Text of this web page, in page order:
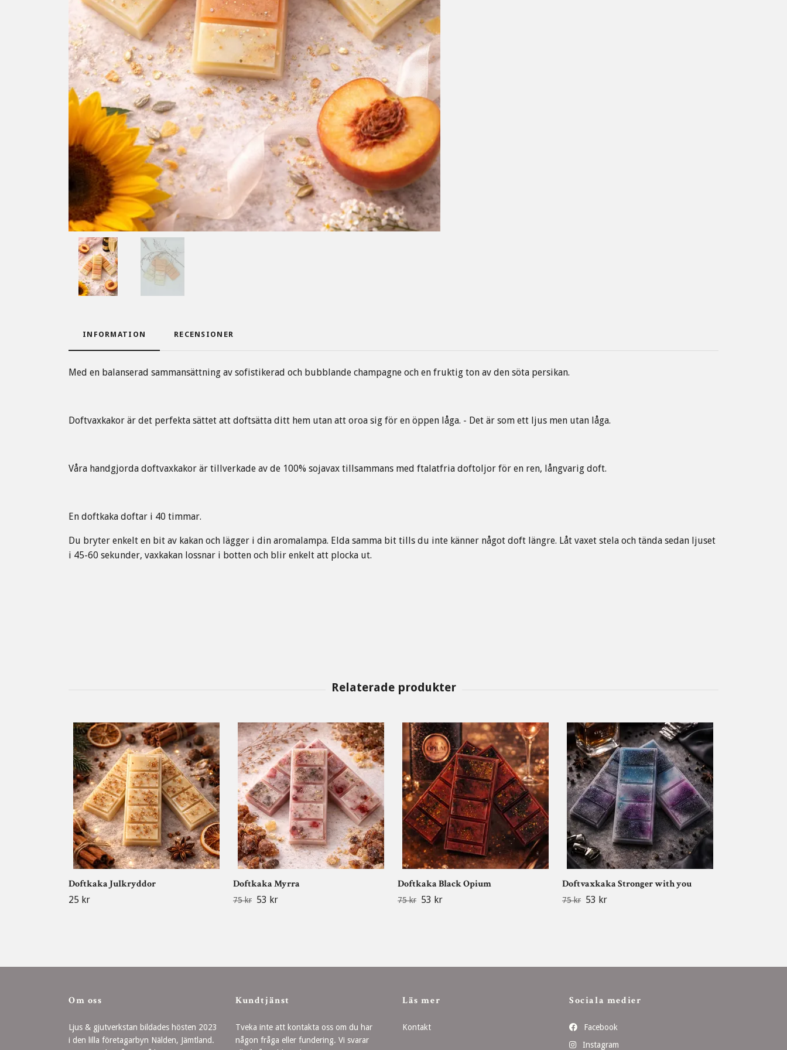
INFORMATION RECENSIONER
Med en balanserad sammansättning av sofistikerad och bubblande champagne och en fruktig ton av den söta persikan.
Doftvaxkakor är det perfekta sättet att doftsätta ditt hem utan att oroa sig för en öppen låga. - Det är som ett ljus men utan låga.
Våra handgjorda doftvaxkakor är tillverkade av de 100% sojavax tillsammans med ftalatfria doftoljor för en ren, långvarig doft.
En doftkaka doftar i 40 timmar.
Du bryter enkelt en bit av kakan och lägger i din aromalampa. Elda samma bit tills du inte känner något doft längre. Låt vaxet stela och tända sedan ljuset
i 45-60 sekunder, vaxkakan lossnar i botten och blir enkelt att plocka ut.
Doftkaka Julkryddor
25 kr
Doftkaka Myrra
75 kr 53 kr
Doftkaka Black Opium
75 kr 53 kr
Doftvaxkaka Stronger with you
75 kr 53 kr
Om oss
Ljus & gjutverkstan bildades hösten 2023
i den lilla företagarbyn Nälden, Jämtland.
Kundtjänst
Tveka inte att kontakta oss om du har
någon fråga eller fundering. Vi svarar
Läs mer
Kontakt
Sociala medier
Facebook
Instagram